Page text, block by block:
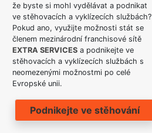
že byste si mohl vydělávat a podnikat
ve stěhovacích a vyklízecích službách?
Pokud ano, využijte možnosti stát se
členem mezinárodní franchisové sítě
EXTRA SERVICESa podnikejte ve
stěhovacích a vyklízecích službách s
neomezenými možnostmi po celé
Evropské unii.
Podnikejte ve stěhování